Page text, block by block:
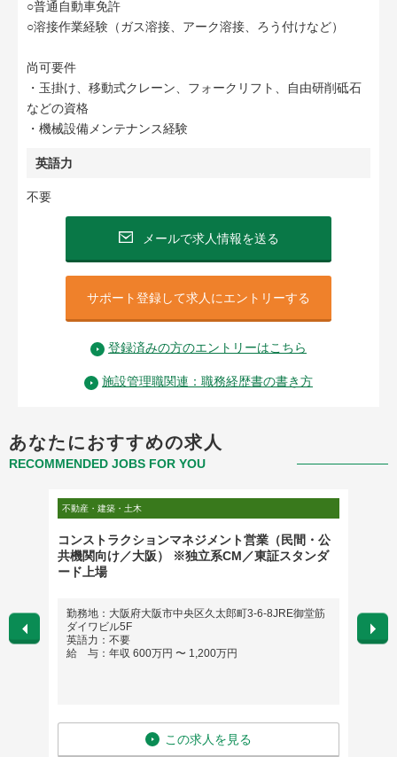
○普通自動車免許
○溶接作業経験（ガス溶接、アーク溶接、ろう付けなど）
尚可要件
・玉掛け、移動式クレーン、フォークリフト、自由研削砥石
などの資格
・機械設備メンテナンス経験
英語力
不要
メールで求人情報を送る
サポート登録して求人にエントリーする
登録済みの方のエントリーはこちら
施設管理職関連：職務経歴書の書き方
あなたにおすすめの求人
RECOMMENDED JOBS FOR YOU
不動産・建築・土木
コンストラクションマネジメント営業（民間・公
共機関向け／大阪） ※独立系CM／東証スタンダ
ード上場
勤務地：大阪府大阪市中央区久太郎町3-6-8JRE御堂筋
ダイワビル5F
英語力：不要
給 与：年収 600万円 〜 1,200万円
この求人を見る
勤務
英語
給